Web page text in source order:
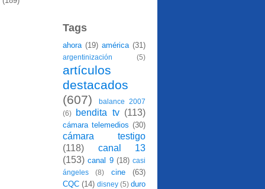
Tags
ahora (19) américa (31)
argentinización (5)
artículos
destacados
(607)
balance 2007
(6)
bendita tv (113)
cámara telemedios (30)
cámara testigo
(118)
canal 13
(153) canal 9 (18) casi
ángeles
(8) cine
(63)
CQC (14) disney (5) duro